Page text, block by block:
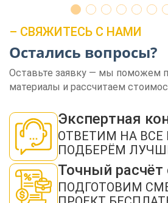
– СВЯЖИТЕСЬ С НАМИ
Остались вопросы?
Оставьте заявку — мы поможем
материалы и рассчитаем
Экспертная
ОТВЕТИМ НА ВСЕ
ПОДБЕРЁМ
Точный
ПОДГОТОВИМ
ЗАКАЗАТЬ
Нажимая кнопку "Отправить", я даю своё
персональных данных в соответствии с ФЗ от